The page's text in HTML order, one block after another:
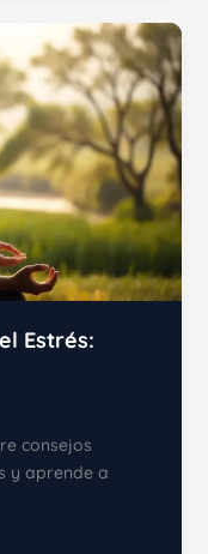
Estrés:
consejos
y aprende a